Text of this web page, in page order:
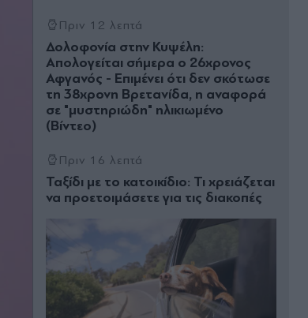
Πριν 12 λεπτά
Δολοφονία στην Κυψέλη:
Απολογείται σήμερα ο 26χρονος
Αφγανός - Επιμένει ότι δεν σκότωσε
τη 38χρονη Βρετανίδα, η αναφορά
σε "μυστηριώδη" ηλικιωμένο
(Βίντεο)
Πριν 16 λεπτά
Ταξίδι με το κατοικίδιο: Τι χρειάζεται
να προετοιμάσετε για τις διακοπές